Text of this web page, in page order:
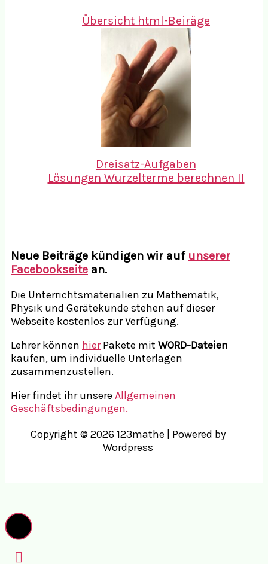
Übersicht html-Beiräge
Dreisatz-Aufgaben
Lösungen Wurzelterme berechnen II
Neue Beiträge kündigen wir auf unserer
Facebookseite an.
Die Unterrichtsmaterialien zu Mathematik,
Physik und Gerätekunde stehen auf dieser
Webseite kostenlos zur Verfügung.
Lehrer können hierPakete mit WORD-Dateien
kaufen, um individuelle Unterlagen
zusammenzustellen.
Hier findet ihr unsere Allgemeinen
Geschäftsbedingungen.
Copyright © 2026 123mathe | Powered by
Wordpress